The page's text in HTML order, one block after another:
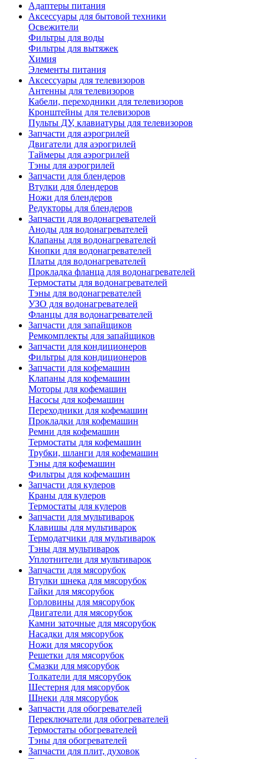
Адаптеры питания
Аксессуары для бытовой техники
Освежители
Фильтры для воды
Фильтры для вытяжек
Химия
Элементы питания
Аксессуары для телевизоров
Антенны для телевизоров
Кабели, переходники для телевизоров
Кронштейны для телевизоров
Пульты ДУ, клавиатуры для телевизоров
Запчасти для аэрогрилей
Двигатели для аэрогрилей
Таймеры для аэрогрилей
Тэны для аэрогрилей
Запчасти для блендеров
Втулки для блендеров
Ножи для блендеров
Редукторы для блендеров
Запчасти для водонагревателей
Аноды для водонагревателей
Клапаны для водонагревателей
Кнопки для водонагревателей
Платы для водонагревателей
Прокладка фланца для водонагревателей
Термостаты для водонагревателей
Тэны для водонагревателей
УЗО для водонагревателей
Фланцы для водонагревателей
Запчасти для запайщиков
Ремкомплекты для запайщиков
Запчасти для кондиционеров
Фильтры для кондиционеров
Запчасти для кофемашин
Клапаны для кофемашин
Моторы для кофемашин
Насосы для кофемашин
Переходники для кофемашин
Прокладки для кофемашин
Ремни для кофемашин
Термостаты для кофемашин
Трубки, шланги для кофемашин
Тэны для кофемашин
Фильтры для кофемашин
Запчасти для кулеров
Краны для кулеров
Термостаты для кулеров
Запчасти для мультиварок
Клавишы для мультиварок
Термодатчики для мультиварок
Тэны для мультиварок
Уплотнители для мультиварок
Запчасти для мясорубок
Втулки шнека для мясорубок
Гайки для мясорубок
Горловины для мясорубок
Двигатели для мясорубок
Камни заточные для мясорубок
Насадки для мясорубок
Ножи для мясорубок
Решетки для мясорубок
Смазки для мясорубок
Толкатели для мясорубок
Шестерня для мясорубок
Шнеки для мясорубок
Запчасти для обогревателей
Переключатели для обогревателей
Термостаты обогревателей
Тэны для обогревателей
Запчасти для плит, духовок